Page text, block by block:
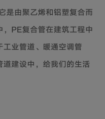
是由聚乙烯和铝塑复合而
PE复合管在建筑工程中
业管道、暖通空调管
建设中，给我们的生活